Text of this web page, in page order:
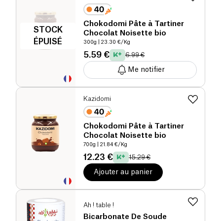
STOCK
ÉPUISÉ
Chokodomi Pâte à Tartiner
Chocolat Noisette bio
300g | 23.30 €/Kg
5.59 € 6.99 €
Me notifier
Kazidomi
Chokodomi Pâte à Tartiner
Chocolat Noisette bio
700g | 21.84 €/Kg
12.23 € 15.29 €
Ajouter au panier
Ah ! table !
Bicarbonate De Soude